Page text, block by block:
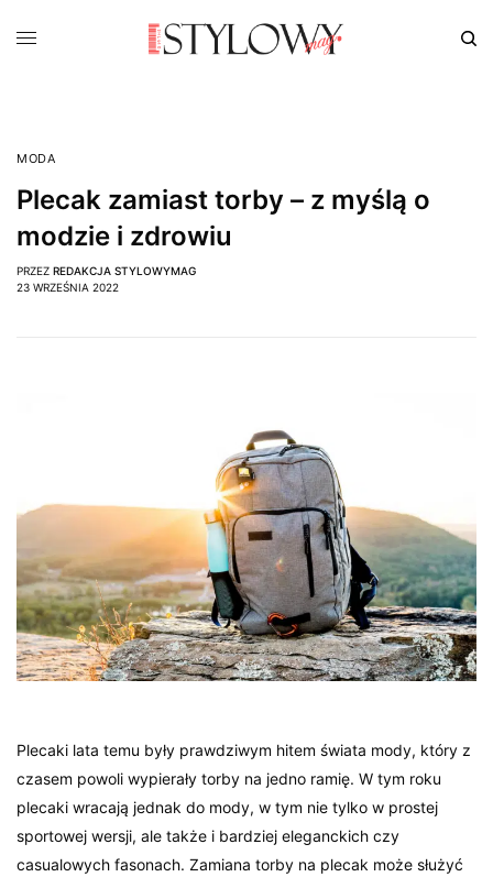
MODA
Plecak zamiast torby – z myślą o
modzie i zdrowiu
PRZEZ REDAKCJA STYLOWYMAG
23 WRZEŚNIA 2022
Plecaki lata temu były prawdziwym hitem świata mody, który z
czasem powoli wypierały torby na jedno ramię. W tym roku
plecaki wracają jednak do mody, w tym nie tylko w prostej
sportowej wersji, ale także i bardziej eleganckich czy
casualowych fasonach. Zamiana torby na plecak może służyć